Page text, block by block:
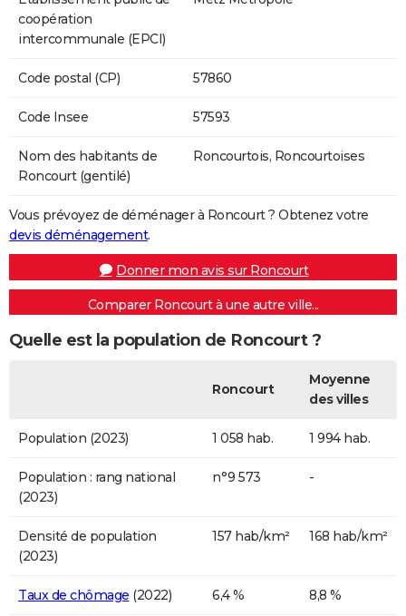
coopération
intercommunale (EPCI)
Code postal (CP) 57860
Code Insee 57593
Nom des habitants de
Roncourt (gentilé)
Roncourtois, Roncourtoises
Vous prévoyez de déménager à Roncourt ? Obtenez votre
devis déménagement.
Donner mon avis sur Roncourt
Comparer Roncourt à une autre ville...
Quelle est la population de Roncourt ?
Roncourt
Moyenne
des villes
Population (2023) 1 058 hab. 1 994 hab.
Population : rang national
(2023)
n°9 573 -
Densité de population
(2023)
157 hab/km² 168 hab/km²
Taux de chômage (2022) 6,4 % 8,8 %